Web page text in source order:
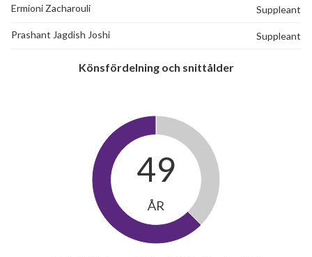
Ermioni Zacharouli Suppleant
Prashant Jagdish Joshi Suppleant
Könsfördelning och snittålder
49
ÅR